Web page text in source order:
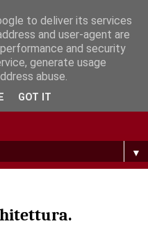
▼
to deliver its services
and user-agent are
and security
generate usage
abuse.
GOT IT